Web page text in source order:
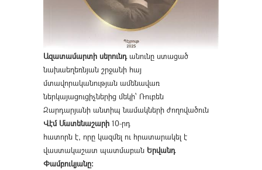
Ազատամարտի սերունդանունը ստացած
նախաեղեռնյան շրջանի հայ
մտավորականության ամենավառ
ներկայացուցիչներից մեկի՝ Ռուբեն
Զարդարյանի անտիպ նամակների ժողովածուն
Վէմ Մատենաշարի 10-րդ
հատորն է, որը կազմել ու հրատարակել է
վաստակաշատ պատմաբան Երվանդ
Փամբուկյանը։